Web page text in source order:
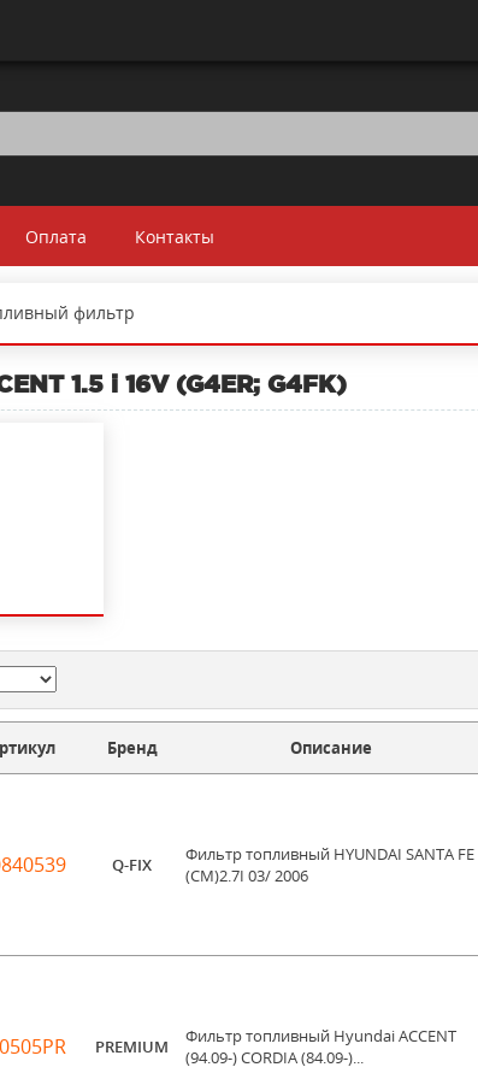
Оплата Контакты
фильтр
1.5 i 16V (G4ER; G4FK)
Бренд Описание
Q-FIX
Фильтр топливный HYUNDAI SANTA FE
(CM)2.7I 03/ 2006
PREMIUM
Фильтр топливный Hyundai ACCENT
(94.09-) CORDIA (84.09-)...